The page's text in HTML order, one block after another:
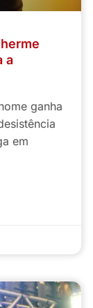
a
ganha
em